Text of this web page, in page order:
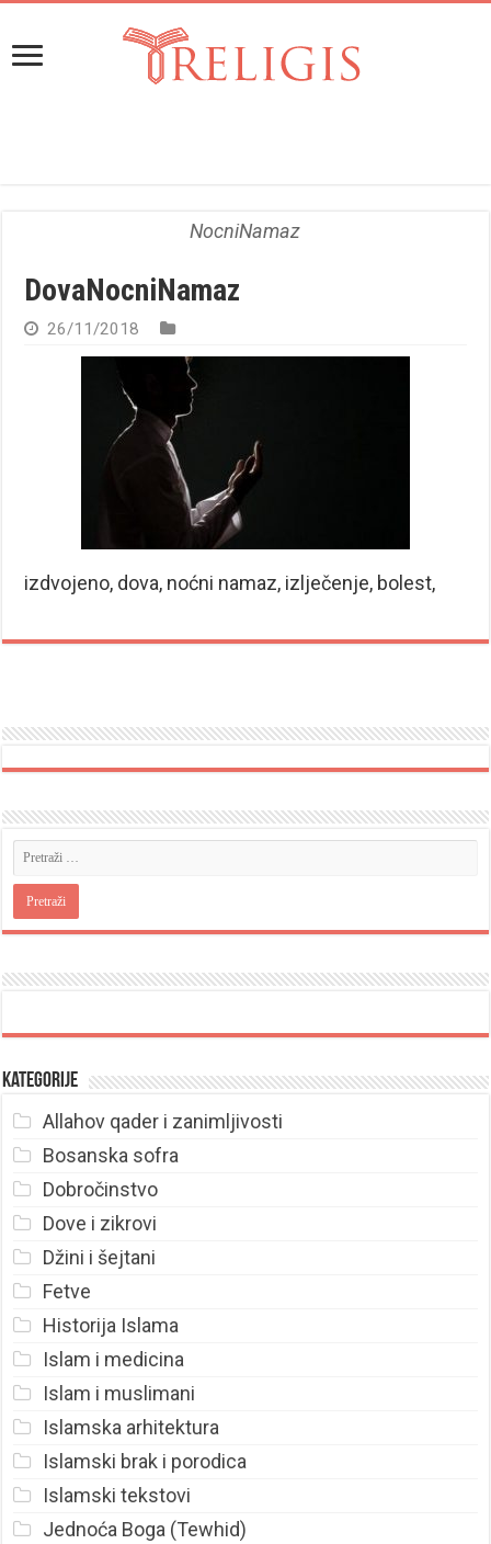
NocniNamaz
DovaNocniNamaz
26/11/2018
izdvojeno, dova, noćni namaz, izlječenje, bolest,
Kategorije
Allahov qader i zanimljivosti
Bosanska sofra
Dobročinstvo
Dove i zikrovi
Džini i šejtani
Fetve
Historija Islama
Islam i medicina
Islam i muslimani
Islamska arhitektura
Islamski brak i porodica
Islamski tekstovi
Jednoća Boga (Tewhid)